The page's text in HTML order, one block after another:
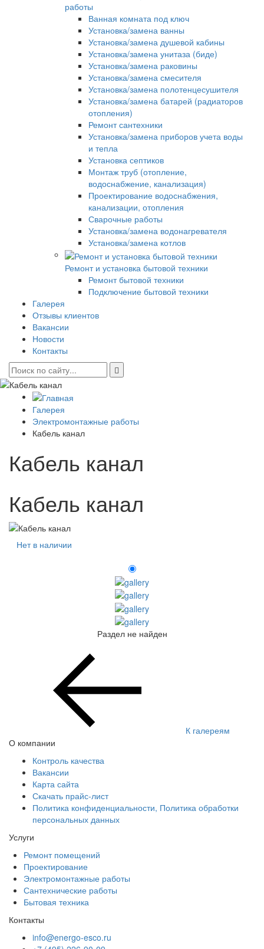
работы
Ванная комната под ключ
Установка/замена ванны
Установка/замена душевой кабины
Установка/замена унитаза (биде)
Установка/замена раковины
Установка/замена смесителя
Установка/замена полотенцесушителя
Установка/замена батарей (радиаторов
отопления)
Ремонт сантехники
Установка/замена приборов учета воды
и тепла
Установка септиков
Монтаж труб (отопление,
водоснабжение, канализация)
Проектирование водоснабжения,
канализации, отопления
Сварочные работы
Установка/замена водонагревателя
Установка/замена котлов
Ремонт и установка бытовой техники
Ремонт бытовой техники
Подключение бытовой техники
Галерея
Отзывы клиентов
Вакансии
Новости
Контакты
Галерея
Электромонтажные работы
Кабель канал
Кабель канал
Кабель канал
Нет в наличии
Раздел не найден
К галереям
О компании
Контроль качества
Вакансии
Карта сайта
Скачать прайс-лист
Политика конфиденциальности, Политика обработки
персональных данных
Услуги
Ремонт помещений
Проектирование
Электромонтажные работы
Сантехнические работы
Бытовая техника
Контакты
info@energo-esco.ru